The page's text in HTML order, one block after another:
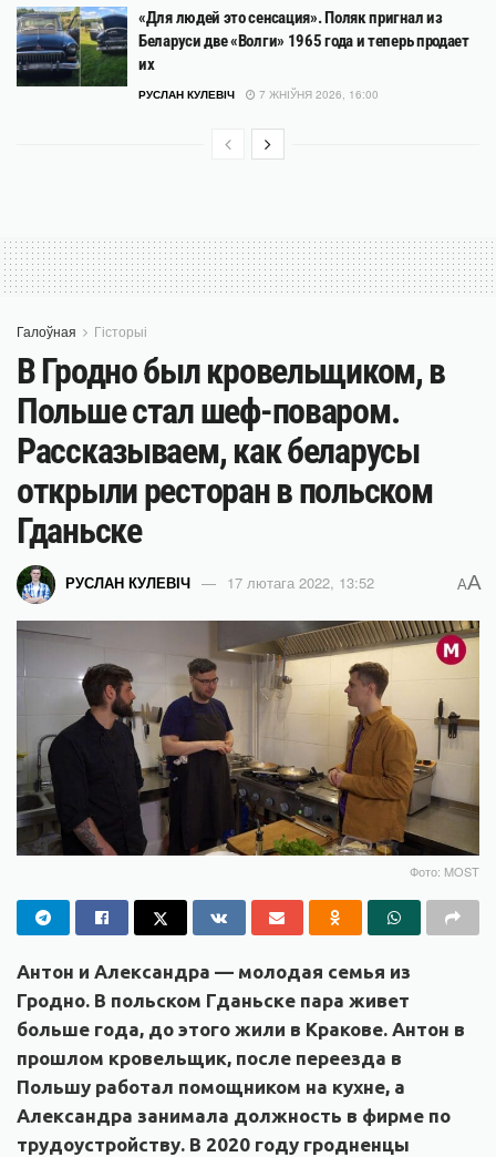
«Для людей это сенсация». Поляк пригнал из
Беларуси две «Волги» 1965 года и теперь продает
их
РУСЛАН КУЛЕВІЧ 7 ЖНІЎНЯ 2026, 16:00
Галоўная Гісторыі
В Гродно был кровельщиком, в
Польше стал шеф-поваром.
Рассказываем, как беларусы
открыли ресторан в польском
Гданьске
РУСЛАН КУЛЕВІЧ 17 лютага 2022, 13:52 AA
Фото: MOST
Антон и Александра — молодая семья из
Гродно. В польском Гданьске пара живет
больше года, до этого жили в Кракове. Антон в
прошлом кровельщик, после переезда в
Польшу работал помощником на кухне, а
Александра занимала должность в фирме по
трудоустройству. В 2020 году гродненцы